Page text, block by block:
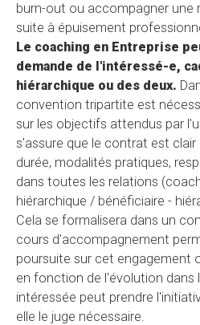
burn-out ou accompagner une
suite à épuisement
Le coaching en Entreprise
demande de l'intéressé-e,
hiérarchique ou des deux.
convention tripartite est
sur les objectifs attendus par
s'assure que le contrat est
durée, modalités pratiques,
dans toutes les relations
hiérarchique / bénéficiaire -
Cela se formalisera dans un
cours d'accompagnement
poursuite sur cet engagement
en fonction de l'évolution dans
intéressée peut prendre
elle le juge nécessaire.